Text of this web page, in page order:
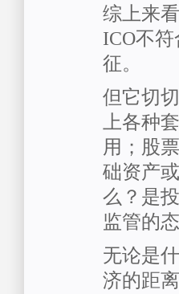
综上来
ICO不
征。
但它切
上各种
用；股
础资产
么？是
监管的
无论是
济的距